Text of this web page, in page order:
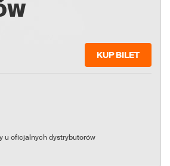
KUP BILET
u oficjalnych dystrybutorów